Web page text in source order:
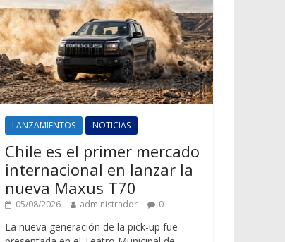
LANZAMIENTOS NOTICIAS
Chile es el primer mercado
internacional en lanzar la
nueva Maxus T70
05/08/2026 administrador 0
La nueva generación de la pick-up fue